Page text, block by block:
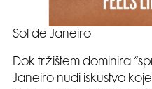
Sol de Janeiro
Dok tržištem dominira
Janeiro nudi iskustvo